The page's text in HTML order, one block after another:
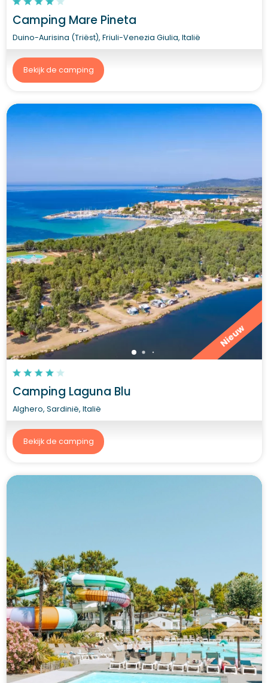
Camping Mare Pineta
Duino-Aurisina (Triëst), Friuli-Venezia Giulia, Italië
Bekijk de camping
Nieuw
Camping Laguna Blu
Alghero, Sardinië, Italië
Bekijk de camping